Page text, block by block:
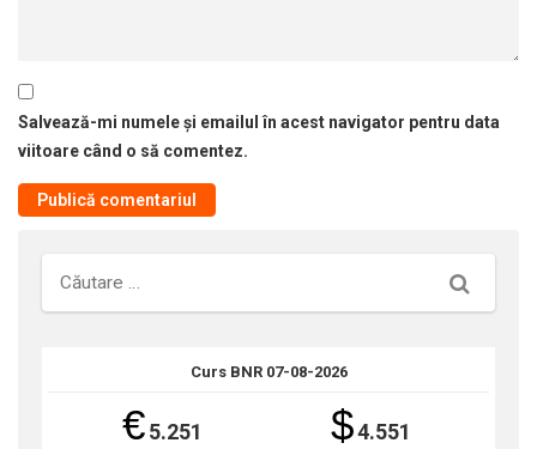
Salvează-mi numele și emailul în acest navigator pentru data
viitoare când o să comentez.
Căutare
Curs BNR 07-08-2026
€5.251 $4.551